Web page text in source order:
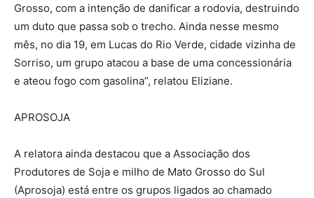
Grosso, com a intenção de danificar a rodovia, destruindo
um duto que passa sob o trecho. Ainda nesse mesmo
mês, no dia 19, em Lucas do Rio Verde, cidade vizinha de
Sorriso, um grupo atacou a base de uma concessionária
e ateou fogo com gasolina”, relatou Eliziane.
APROSOJA
A relatora ainda destacou que a Associação dos
Produtores de Soja e milho de Mato Grosso do Sul
(Aprosoja) está entre os grupos ligados ao chamado